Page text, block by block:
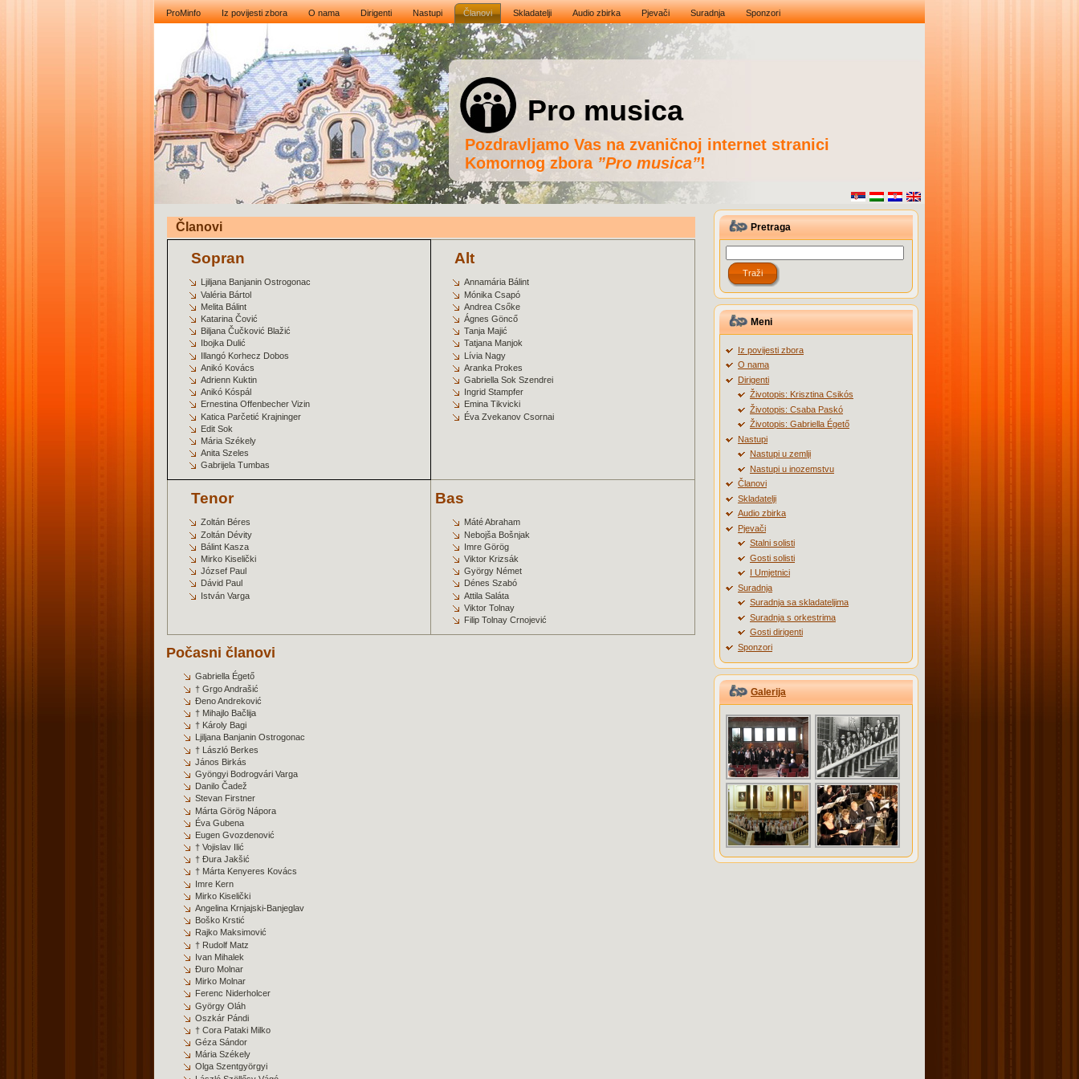
ProMinfo Iz povijesti zbora O nama Dirigenti Nastupi Članovi Skladatelji Audio zbirka Pjevači Suradnja Sponzori
Pro musica
Pozdravljamo Vas na zvaničnoj internet stranici
Komornog zbora ”Pro musica”!
Članovi
Sopran
Ljiljana Banjanin Ostrogonac
Valéria Bártol
Melita Bálint
Katarina Čović
Biljana Čučković Blažić
Ibojka Dulić
Illangó Korhecz Dobos
Anikó Kovács
Adrienn Kuktin
Anikó Kóspál
Ernestina Offenbecher Vizin
Katica Parčetić Krajninger
Edit Sok
Mária Székely
Anita Szeles
Gabrijela Tumbas
Alt
Annamária Bálint
Mónika Csapó
Andrea Csőke
Ágnes Göncő
Tanja Majić
Tatjana Manjok
Lívia Nagy
Aranka Prokes
Gabriella Sok Szendrei
Ingrid Stampfer
Emina Tikvicki
Éva Zvekanov Csornai
Tenor
Zoltán Béres
Zoltán Dévity
Bálint Kasza
Mirko Kiselički
József Paul
Dávid Paul
István Varga
Bas
Máté Abraham
Nebojša Bošnjak
Imre Görög
Viktor Krizsák
György Német
Dénes Szabó
Attila Saláta
Viktor Tolnay
Filip Tolnay Crnojević
Počasni članovi
Gabriella Égető
† Grgo Andrašić
Đeno Andreković
† Mihajlo Bačlija
† Károly Bagi
Ljiljana Banjanin Ostrogonac
† László Berkes
János Birkás
Gyöngyi Bodrogvári Varga
Danilo Čadež
Stevan Firstner
Márta Görög Nápora
Éva Gubena
Eugen Gvozdenović
† Vojislav Ilić
† Đura Jakšić
† Márta Kenyeres Kovács
Imre Kern
Mirko Kiselički
Angelina Krnjajski-Banjeglav
Boško Krstić
Rajko Maksimović
† Rudolf Matz
Ivan Mihalek
Đuro Molnar
Mirko Molnar
Ferenc Niderholcer
György Oláh
Oszkár Pándi
† Cora Pataki Milko
Géza Sándor
Mária Székely
Olga Szentgyörgyi
Pretraga
Meni
Iz povijesti zbora
O nama
Dirigenti
Životopis: Krisztina Csikós
Životopis: Csaba Paskó
Životopis: Gabriella Égető
Nastupi
Nastupi u zemlji
Nastupi u inozemstvu
Članovi
Skladatelji
Audio zbirka
Pjevači
Stalni solisti
Gosti solisti
I Umjetnici
Suradnja
Suradnja sa skladateljima
Suradnja s orkestrima
Gosti dirigenti
Sponzori
Galerija